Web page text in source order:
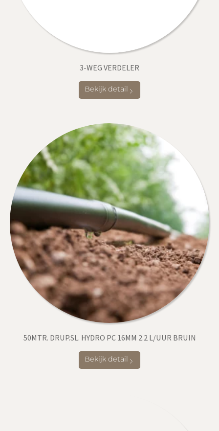
3-WEG VERDELER
Bekijk detail
50MTR. DRUP.SL. HYDRO PC 16MM 2.2 L/UUR BRUIN
Bekijk detail